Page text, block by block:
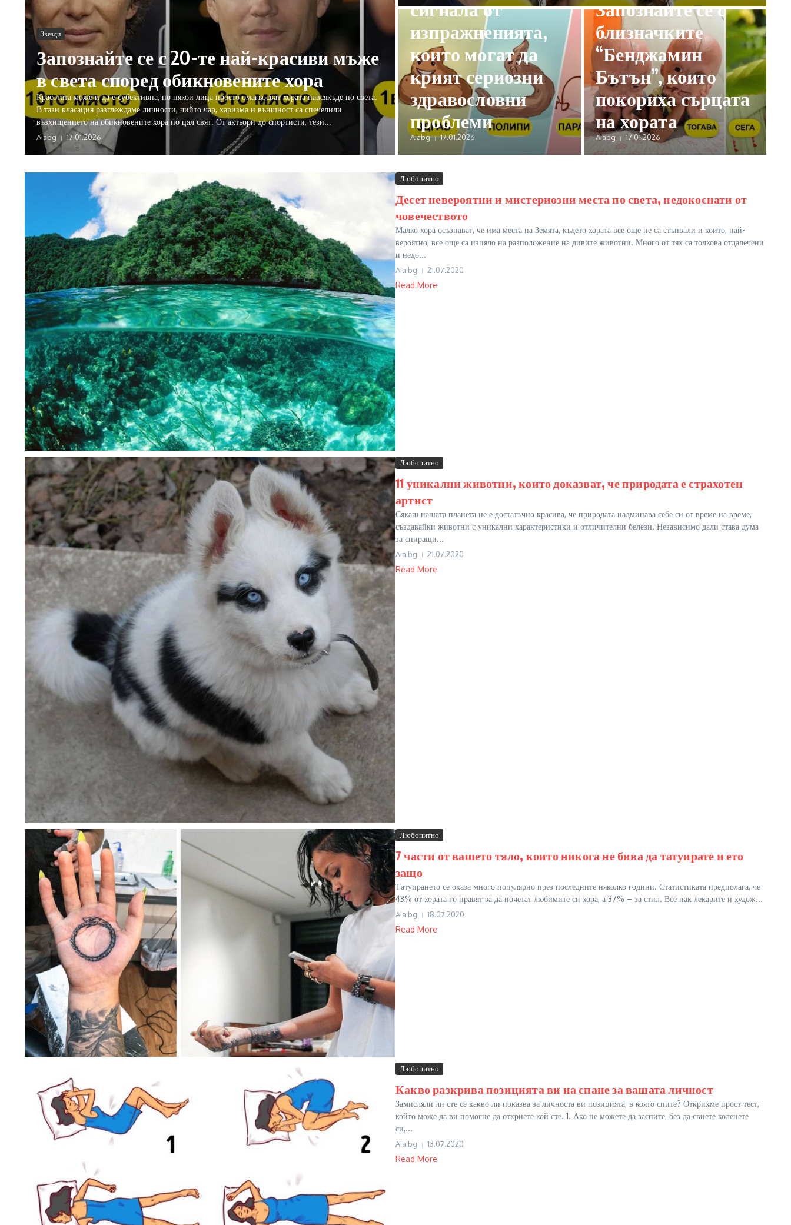
Звезди
Запознайте се с 20-те най-красиви мъже
в света според обикновените хора
Красотата може и да е субективна, но някои лица просто омагьосват хората навсякъде по света.
В тази класация разглеждаме личности, чийто чар, харизма и външност са спечелили
възхищението на обикновените хора по цял свят. От актьори до спортисти, тези...
Aiabg 17.01.2026
сигнала от
изпражненията,
които могат да
крият сериозни
здравословни
проблеми
Aiabg 17.01.2026
Запознайте се с
близначките
“Бенджамин
Бътън”, които
покориха сърцата
на хората
Aiabg 17.01.2026
Любопитно
Десет невероятни и мистериозни места по света, недокоснати от
човечеството
Малко хора осъзнават, че има места на Земята, където хората все още не са стъпвали и които, най-
вероятно, все още са изцяло на разположение на дивите животни. Много от тях са толкова отдалечени
и недо...
Aia.bg 21.07.2020
Read More
Любопитно
11 уникални животни, които доказват, че природата е страхотен
артист
Сякаш нашата планета не е достатъчно красива, че природата надминава себе си от време на време,
създавайки животни с уникални характеристики и отличителни белези. Независимо дали става дума
за спиращи...
Aia.bg 21.07.2020
Read More
Любопитно
7 части от вашето тяло, които никога не бива да татуирате и ето
защо
Татуирането се оказа много популярно през последните няколко години. Статистиката предполага, че
43% от хората го правят за да почетат любимите си хора, а 37% – за стил. Все пак лекарите и худож...
Aia.bg 18.07.2020
Read More
Любопитно
Какво разкрива позицията ви на спане за вашата личност
Замисляли ли сте се какво ли показва за личноста ви позицията, в която спите? Открихме прост тест,
който може да ви помогне да откриете кой сте. 1. Ако не можете да заспите, без да свиете коленете
си,...
Aia.bg 13.07.2020
Read More